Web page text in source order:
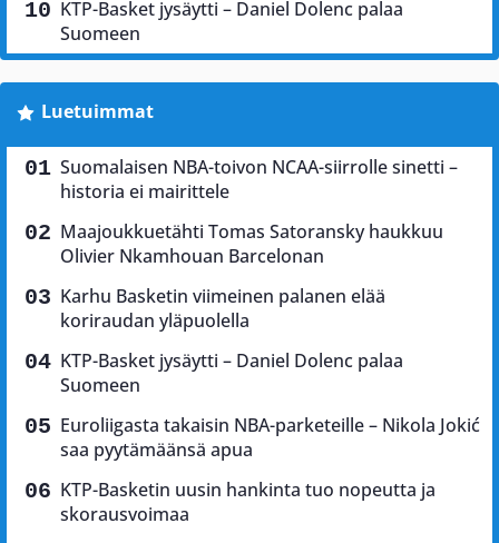
KTP-Basket jysäytti – Daniel Dolenc palaa
Suomeen
Luetuimmat
Suomalaisen NBA-toivon NCAA-siirrolle sinetti –
historia ei mairittele
Maajoukkuetähti Tomas Satoransky haukkuu
Olivier Nkamhouan Barcelonan
Karhu Basketin viimeinen palanen elää
koriraudan yläpuolella
KTP-Basket jysäytti – Daniel Dolenc palaa
Suomeen
Euroliigasta takaisin NBA-parketeille – Nikola Jokić
saa pyytämäänsä apua
KTP-Basketin uusin hankinta tuo nopeutta ja
skorausvoimaa